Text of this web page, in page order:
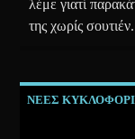
λέμε γιατί
της χωρίς σουτιέν.
ΝΕΕΣ